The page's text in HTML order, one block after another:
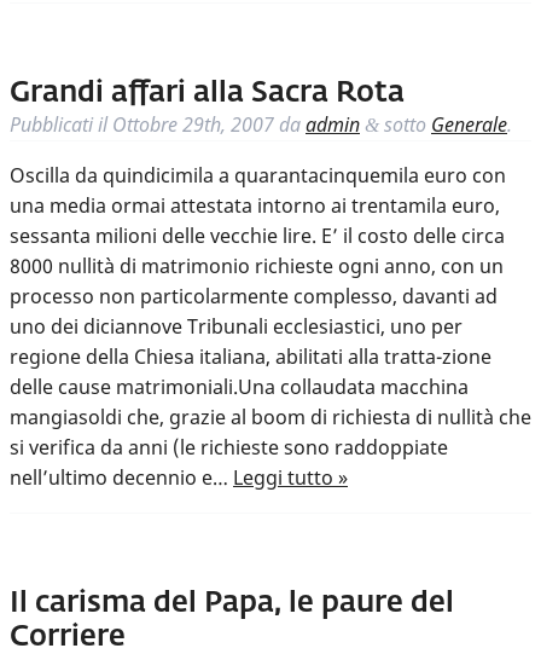
Grandi affari alla Sacra Rota
Pubblicati ilOttobre 29th, 2007 daadmin & sotto Generale.
Oscilla da quindicimila a quarantacinquemila euro con
una media ormai attestata intorno ai trentamila euro,
sessanta milioni delle vecchie lire. E’ il costo delle circa
8000 nullità di matrimonio richieste ogni anno, con un
processo non particolarmente complesso, davanti ad
uno dei diciannove Tribunali ecclesiastici, uno per
regione della Chiesa italiana, abilitati alla tratta-zione
delle cause matrimoniali.Una collaudata macchina
mangiasoldi che, grazie al boom di richiesta di nullità che
si verifica da anni (le richieste sono raddoppiate
nell’ultimo decennio e… Leggi tutto »
Il carisma del Papa, le paure del
Corriere